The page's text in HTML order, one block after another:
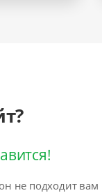
не подходит вам